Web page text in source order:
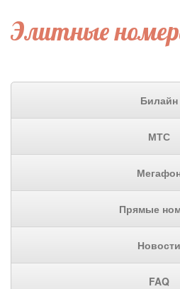
Элитные
Билайн
МТС
Прямые
Новости
FAQ